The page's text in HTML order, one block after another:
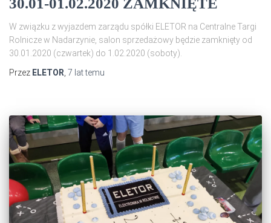
30.01-01.02.2020 ZAMKNIĘTE
W związku z wyjazdem zarządu spółki ELETOR na Centralne Targi
Rolnicze w Nadarzynie, salon sprzedażowy będzie zamknięty od
30.01.2020 (czwartek) do 1.02.2020 (soboty).
Przez ELETOR 7 lattemu